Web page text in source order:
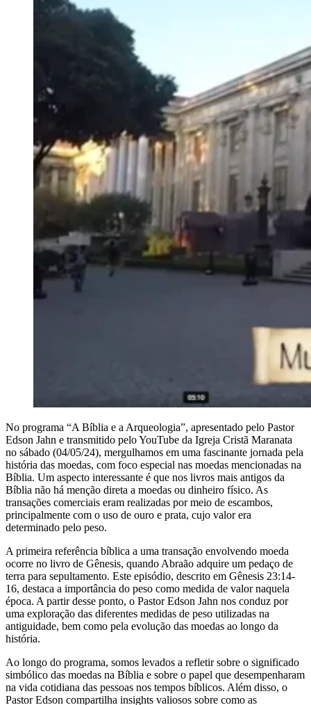
No programa “A Bíblia e a Arqueologia”, apresentado pelo Pastor
Edson Jahn e transmitido pelo YouTube da Igreja Cristã Maranata
no sábado (04/05/24), mergulhamos em uma fascinante jornada pela
história das moedas, com foco especial nas moedas mencionadas na
Bíblia. Um aspecto interessante é que nos livros mais antigos da
Bíblia não há menção direta a moedas ou dinheiro físico. As
transações comerciais eram realizadas por meio de escambos,
principalmente com o uso de ouro e prata, cujo valor era
determinado pelo peso.
A primeira referência bíblica a uma transação envolvendo moeda
ocorre no livro de Gênesis, quando Abraão adquire um pedaço de
terra para sepultamento. Este episódio, descrito em Gênesis 23:14-
16, destaca a importância do peso como medida de valor naquela
época. A partir desse ponto, o Pastor Edson Jahn nos conduz por
uma exploração das diferentes medidas de peso utilizadas na
antiguidade, bem como pela evolução das moedas ao longo da
história.
Ao longo do programa, somos levados a refletir sobre o significado
simbólico das moedas na Bíblia e sobre o papel que desempenharam
na vida cotidiana das pessoas nos tempos bíblicos. Além disso, o
Pastor Edson compartilha insights valiosos sobre como as